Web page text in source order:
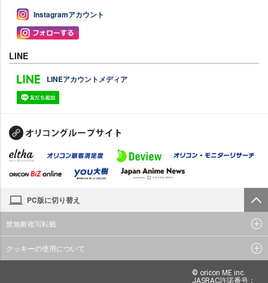
Instagramアカウント
LINE
LINEアカウントメディア
PC版に切り替え
禁無断複写転載
クッキーの使用について
© oricon ME inc.
JASRAC許諾番号：